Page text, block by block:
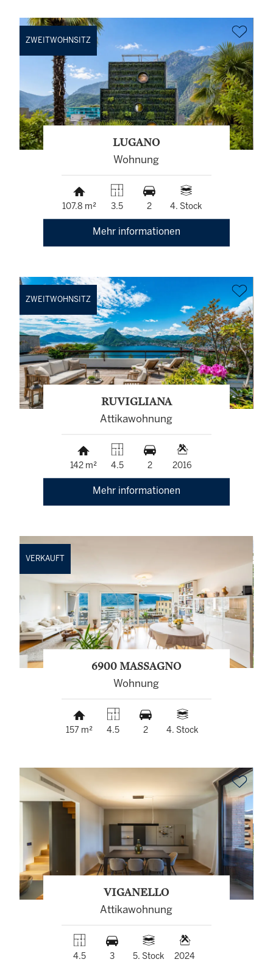
ZWEITWOHNSITZ
LUGANO
Wohnung
107.8 m² 3.5 2 4. Stock
Mehr informationen
ZWEITWOHNSITZ
RUVIGLIANA
Attikawohnung
142 m² 4.5 2 2016
Mehr informationen
VERKAUFT
6900 MASSAGNO
Wohnung
157 m² 4.5 2 4. Stock
VIGANELLO
Attikawohnung
4.5 3 5. Stock 2024